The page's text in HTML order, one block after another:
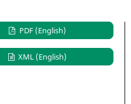
PDF (English)
XML (English)